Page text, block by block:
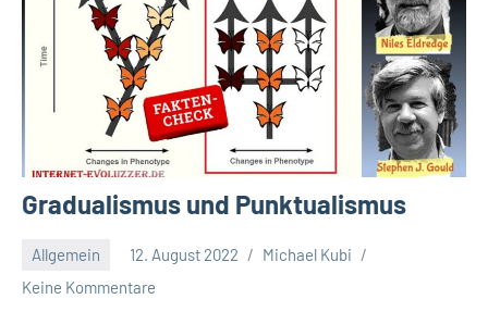
Gradualismus und Punktualismus
Allgemein 12. August 2022
Michael Kubi
Keine Kommentare